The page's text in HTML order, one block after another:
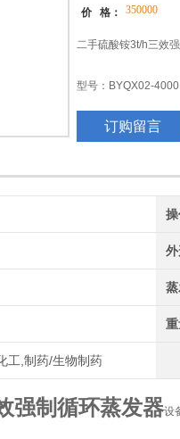
价 格： 350000
二手硫酸铵3t/h三效
型号：BYQX02-4000
处理物料：硫酸铵
进料量： 5330kg/h
出料量：1330kg/h @
订购留言
工,制药/生物制药
强制循环蒸发器设